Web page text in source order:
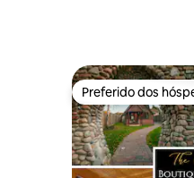
Preferido dos
Preferido dos